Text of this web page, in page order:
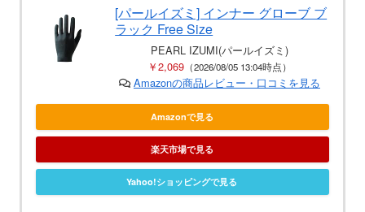
[パールイズミ] インナー グローブ ブ
ラック Free Size
PEARL IZUMI(パールイズミ)
￥2,069（2026/08/05 13:04時点）
Amazonの商品レビュー・口コミを見る
Amazonで見る
楽天市場で見る
Yahoo!ショッピングで見る